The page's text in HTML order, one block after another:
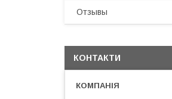
Отзывы
КОНТАКТИ